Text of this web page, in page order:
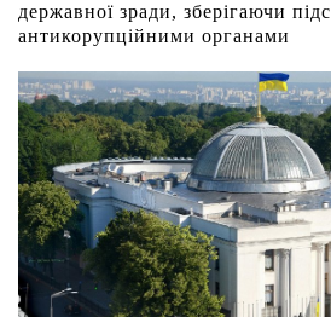
державної зради, зберігаючи
антикорупційними органами